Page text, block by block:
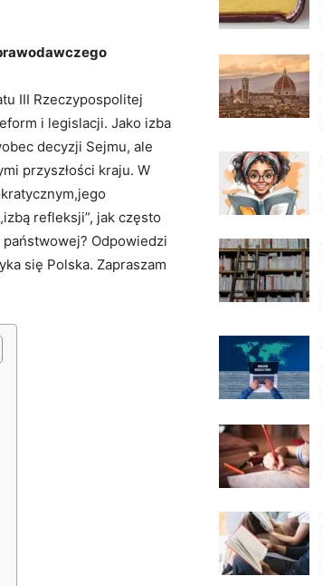
III Rzeczypospolitej
i legislacji. Jako izba
decyzji Sejmu, ale
przyszłości kraju. W
refleksji”, jak często
Odpowiedzi
się Polska. Zapraszam